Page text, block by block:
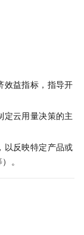
效益指标，指导开
定云用量决策的主
以反映特定产品或
。